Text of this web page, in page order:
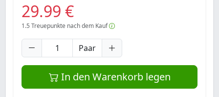
29.99 €
1.5 Treuepunkte nach dem Kauf
Paar
In den Warenkorb legen